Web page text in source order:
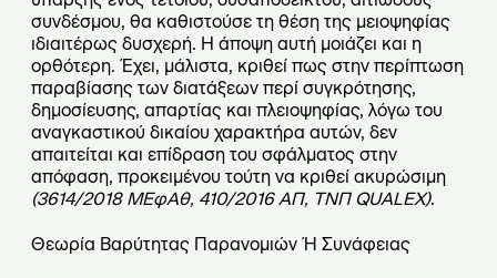
συνδέσμου, θα καθιστούσε τη θέση της μειοψηφίας
ιδιαιτέρως δυσχερή. Η άποψη αυτή μοιάζει και η
ορθότερη. Έχει, μάλιστα, κριθεί πως στην περίπτωση
παραβίασης των διατάξεων περί συγκρότησης,
δημοσίευσης, απαρτίας και πλειοψηφίας, λόγω του
αναγκαστικού δικαίου χαρακτήρα αυτών, δεν
απαιτείται και επίδραση του σφάλματος στην
απόφαση, προκειμένου τούτη να κριθεί ακυρώσιμη
(3614/2018 ΜΕφΑθ, 410/2016 ΑΠ, ΤΝΠ QUALEX).
Θεωρία Βαρύτητας Παρανομιών Ή Συνάφειας